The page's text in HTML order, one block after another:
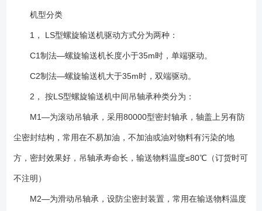
机型分类
1， LS型螺旋输送机驱动方式分为两种：
C1制法—螺旋输送机长度小于35m时，单端驱动。
C2制法—螺旋输送机大于35m时，双端驱动。
2， 按LS型螺旋输送机中间吊轴承种类分为：
M1—为滚动吊轴承，采用80000型密封轴承，轴盖上另有防
尘密封结构，常用在不易加油，不加油或油对物料有污染的地
方，密封效果好，吊轴承寿命长，输送物料温度≤80℃（订货时可
不注明）
M2—为滑动吊轴承，设防尘密封装置，常用在输送物料温度